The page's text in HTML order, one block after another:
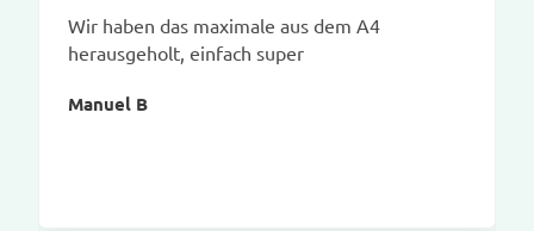
Wir haben das maximale aus dem A4
herausgeholt, einfach super
Manuel B